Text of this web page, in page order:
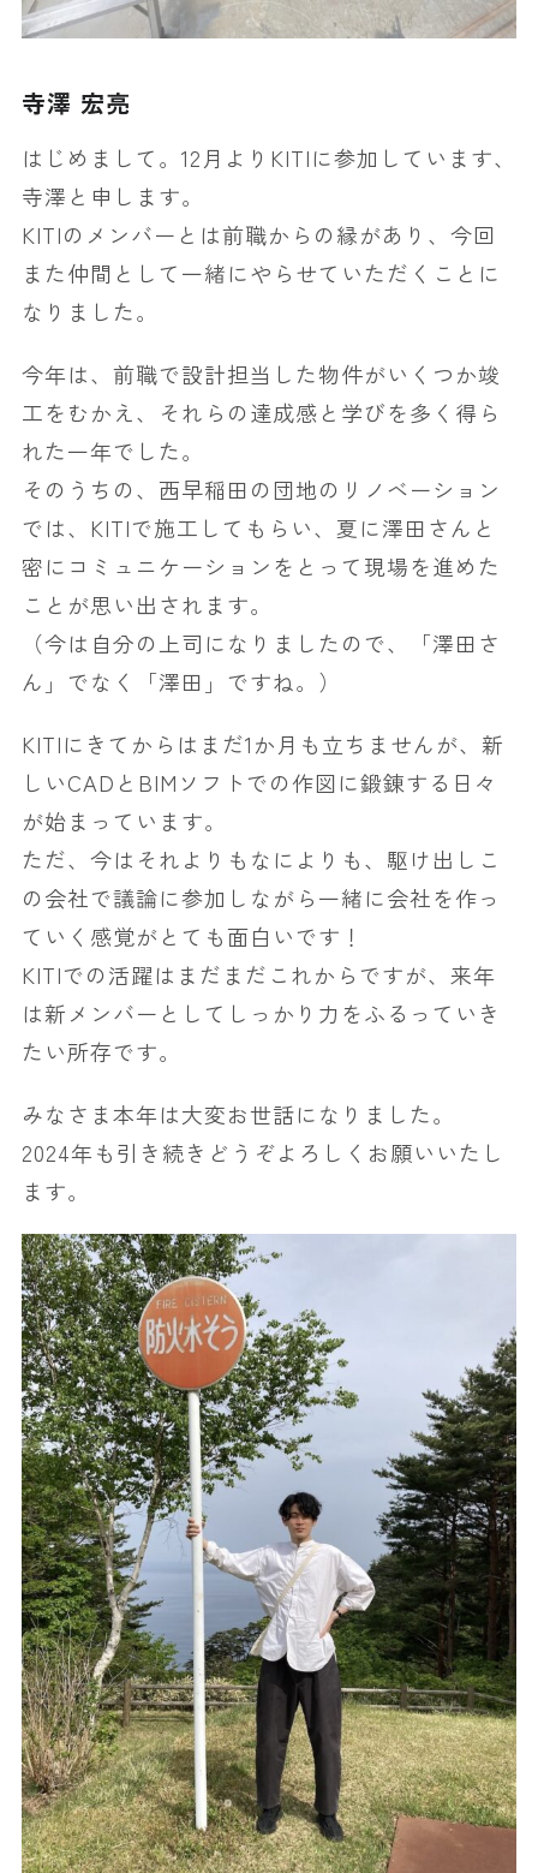
寺澤 宏亮
はじめまして。12月よりKITIに参加しています、
寺澤と申します。
KITIのメンバーとは前職からの縁があり、今回
また仲間として一緒にやらせていただくことに
なりました。
今年は、前職で設計担当した物件がいくつか竣
工をむかえ、それらの達成感と学びを多く得ら
れた一年でした。
そのうちの、西早稲田の団地のリノベーション
では、KITIで施工してもらい、夏に澤田さんと
密にコミュニケーションをとって現場を進めた
ことが思い出されます。
（今は自分の上司になりましたので、「澤田さ
ん」でなく「澤田」ですね。）
KITIにきてからはまだ1か月も立ちませんが、新
しいCADとBIMソフトでの作図に鍛錬する日々
が始まっています。
ただ、今はそれよりもなによりも、駆け出しこ
の会社で議論に参加しながら一緒に会社を作っ
ていく感覚がとても面白いです！
KITIでの活躍はまだまだこれからですが、来年
は新メンバーとしてしっかり力をふるっていき
たい所存です。
みなさま本年は大変お世話になりました。
2024年も引き続きどうぞよろしくお願いいたし
ます。